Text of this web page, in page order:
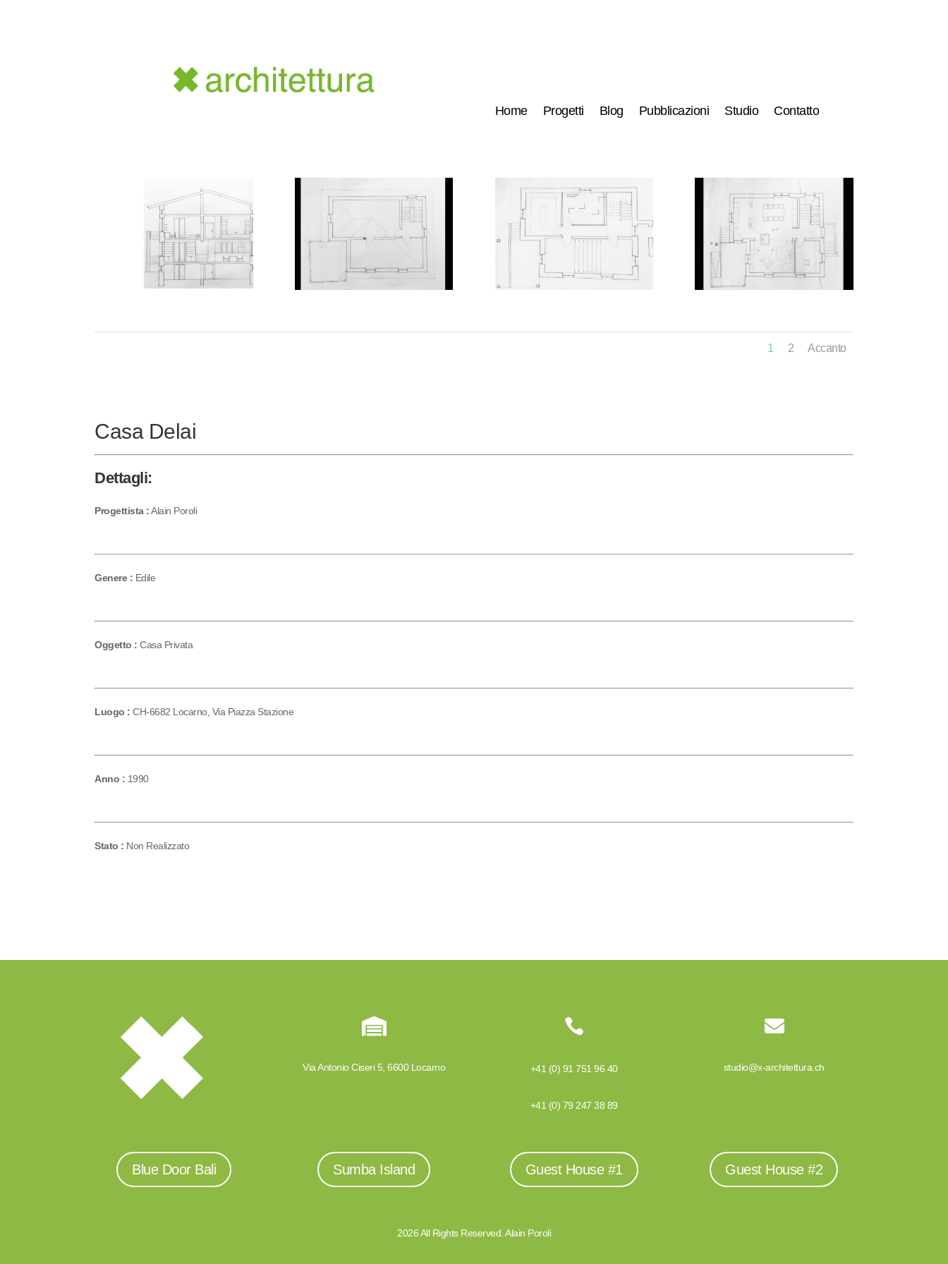
Home Progetti Blog Pubblicazioni Studio Contatto
1 2 Accanto
Casa Delai
Dettagli:
Progettista :Alain Poroli
Genere : Edile
Oggetto : Casa Privata
Luogo : CH-6682 Locarno, Via Piazza Stazione
Anno : 1990
Stato : Non Realizzato

Via Antonio Ciseri 5, 6600 Locarno

+41 (0) 91 751 96 40
+41 (0) 79 247 38 89

studio@x-architettura.ch
Blue Door Bali Sumba Island Guest House #1 Guest House #2
2026 All Rights Reserved. Alain Poroli